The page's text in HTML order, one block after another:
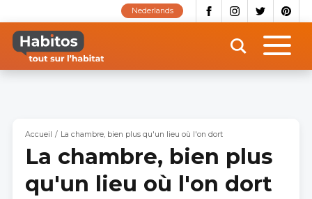
contenu
principal
Nederlands
Accueil La chambre, bien plus qu'un lieu où l'on dort
La chambre, bien plus
qu'un lieu où l'on dort